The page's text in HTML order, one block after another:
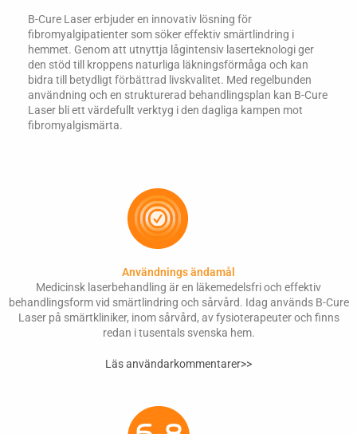
B-Cure Laser erbjuder en innovativ lösning för
fibromyalgipatienter som söker effektiv smärtlindring i
hemmet. Genom att utnyttja lågintensiv laserteknologi ger
den stöd till kroppens naturliga läkningsförmåga och kan
bidra till betydligt förbättrad livskvalitet. Med regelbunden
användning och en strukturerad behandlingsplan kan B-Cure
Laser bli ett värdefullt verktyg i den dagliga kampen mot
fibromyalgismärta.
Användnings ändamål
Medicinsk laserbehandling är en läkemedelsfri och effektiv
behandlingsform vid smärtlindring och sårvård. Idag används B-Cure
Laser på smärtkliniker, inom sårvård, av fysioterapeuter och finns
redan i tusentals svenska hem.
Läs användarkommentarer>>